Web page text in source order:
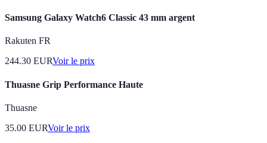
Samsung Galaxy Watch6 Classic 43 mm argent
Rakuten FR
244.30 EURVoir le prix
Thuasne Grip Performance Haute
Thuasne
35.00 EURVoir le prix